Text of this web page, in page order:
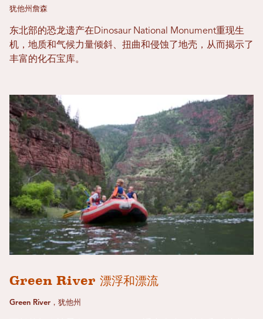
犹他州詹森
东北部的恐龙遗产在Dinosaur National Monument重现生
机，地质和气候力量倾斜、扭曲和侵蚀了地壳，从而揭示了
丰富的化石宝库。
Green River 漂浮和漂流
Green River，犹他州